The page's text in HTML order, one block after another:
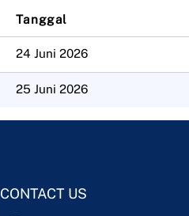
Tanggal
24 Juni 2026
25 Juni 2026
CONTACT US